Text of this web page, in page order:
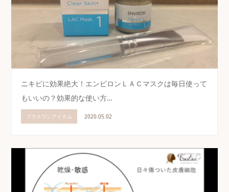
ニキビに効果絶大！エンビロンＬＡＣマスクは毎日使って
もいいの？効果的な使い方…
プラスワンアイテム 2020.05.02